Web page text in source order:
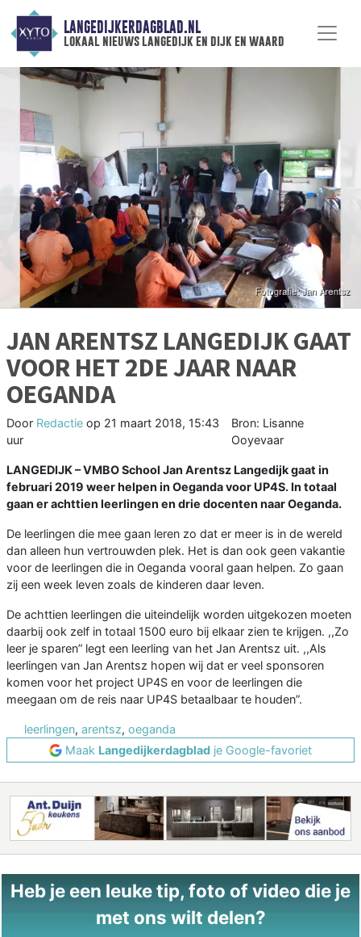
LANGEDIJKERDAGBLAD.NL
lokaal nieuws langedijk en dijk en waard
JAN ARENTSZ LANGEDIJK GAAT
VOOR HET 2DE JAAR NAAR
OEGANDA
Door Redactie op 21 maart 2018, 15:43
uur
Bron: Lisanne
Ooyevaar
LANGEDIJK – VMBO School Jan Arentsz Langedijk gaat in
februari 2019 weer helpen in Oeganda voor UP4S. In totaal
gaan er achttien leerlingen en drie docenten naar Oeganda.
De leerlingen die mee gaan leren zo dat er meer is in de wereld
dan alleen hun vertrouwden plek. Het is dan ook geen vakantie
voor de leerlingen die in Oeganda vooral gaan helpen. Zo gaan
zij een week leven zoals de kinderen daar leven.
De achttien leerlingen die uiteindelijk worden uitgekozen moeten
daarbij ook zelf in totaal 1500 euro bij elkaar zien te krijgen. ,,Zo
leer je sparen” legt een leerling van het Jan Arentsz uit. ,,Als
leerlingen van Jan Arentsz hopen wij dat er veel sponsoren
komen voor het project UP4S en voor de leerlingen die
meegaan om de reis naar UP4S betaalbaar te houden”.
leerlingen, arentsz, oeganda
Maak Langedijkerdagblad je Google-favoriet
Heb je een leuke tip, foto of video die je
met ons wilt delen?